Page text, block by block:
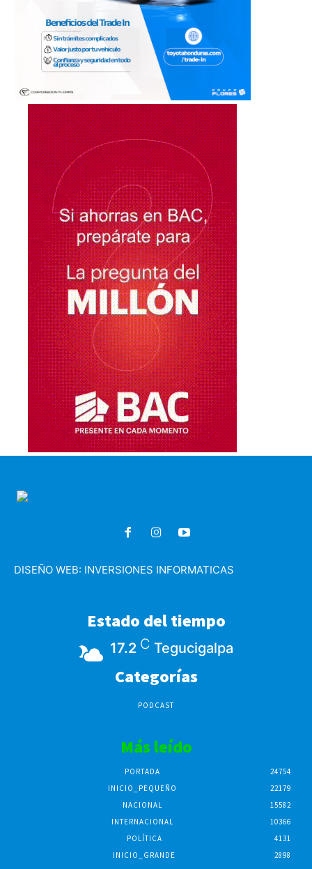
DISEÑO WEB: INVERSIONES INFORMATICAS
Estado del tiempo
17.2 C Tegucigalpa
Categorías
PODCAST
Más leído
PORTADA
24754
INICIO_PEQUEÑO
22179
NACIONAL
15582
INTERNACIONAL
10366
POLÍTICA
4131
INICIO_GRANDE
2898